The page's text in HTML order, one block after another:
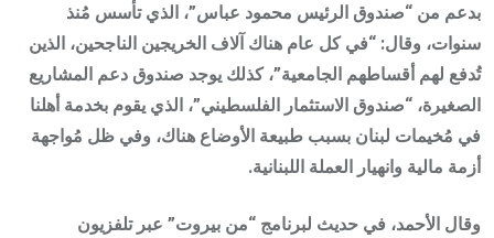
بدعم من “صندوق الرئيس محمود عباس”، الذي تأسس مُنذ
سنوات، وقال: “في كل عام هناك آلاف الخريجين الناجحين، الذين
تُدفع لهم أقساطهم الجامعية”، كذلك يوجد صندوق دعم المشاريع
الصغيرة، “صندوق الاستثمار الفلسطيني”، الذي يقوم بخدمة أهلنا
في مُخيمات لبنان بسبب طبيعة الأوضاع هناك، وفي ظل مُواجهة
أزمة مالية وانهيار العملة اللبنانية.
وقال الأحمد، في حديث لبرنامج “من بيروت” عبر تلفزيون